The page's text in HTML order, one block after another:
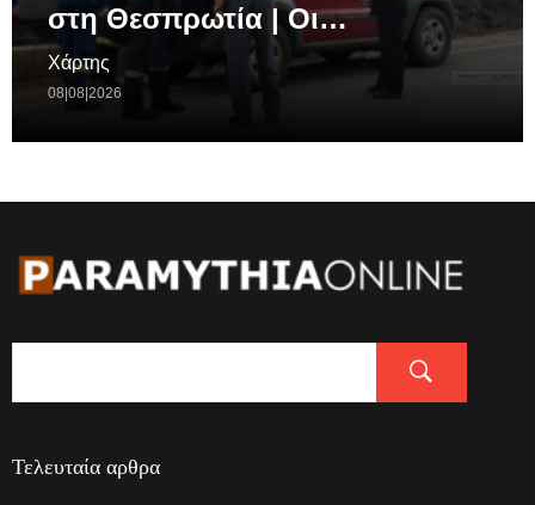
στη Θεσπρωτία | Οι…
Χάρτης
08|08|2026
Τελευταία αρθρα